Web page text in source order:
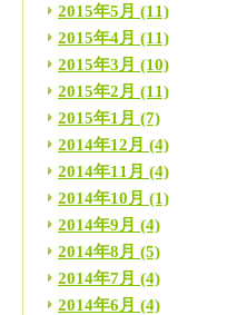
2015年5月 (11)
2015年4月 (11)
2015年3月 (10)
2015年2月 (11)
2015年1月 (7)
2014年12月 (4)
2014年11月 (4)
2014年10月 (1)
2014年9月 (4)
2014年8月 (5)
2014年7月 (4)
2014年6月 (4)